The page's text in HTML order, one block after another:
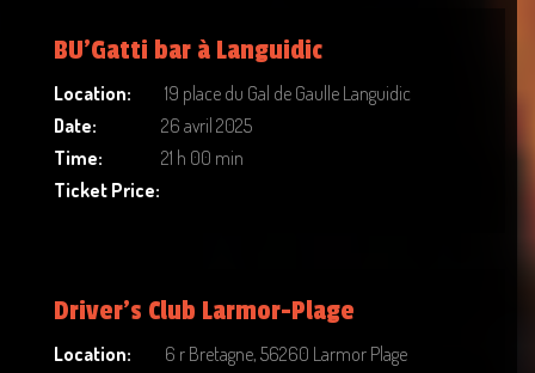
BU’Gatti bar à Languidic
Location:
19 place du Gal de Gaulle Languidic
Date:
26 avril 2025
Time:
21 h 00 min
Ticket Price:
Driver’s Club Larmor-Plage
Location:
6 r Bretagne, 56260 Larmor Plage